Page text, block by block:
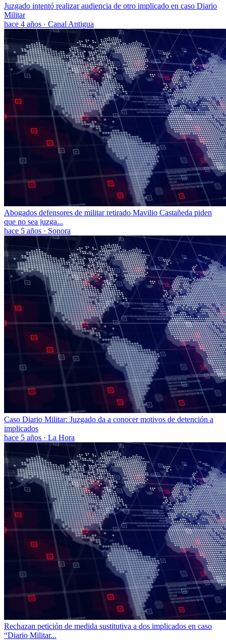
Juzgado intentó realizar audiencia de otro implicado en caso Diario
Militar
hace 4 años · Canal Antigua
Abogados defensores de militar retirado Mavilio Castañeda piden
que no sea juzga...
hace 5 años · Sonora
Caso Diario Militar: Juzgado da a conocer motivos de detención a
implicados
hace 5 años · La Hora
Rechazan petición de medida sustitutiva a dos implicados en caso
“Diario Militar...